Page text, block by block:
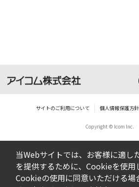
サイトのご利用について 個人情報保護方針
Copyright © Icom Inc.
当Webサイトでは、お客様に適し
を提供するために、Cookieを使用
Cookieの使用に同意いただける場